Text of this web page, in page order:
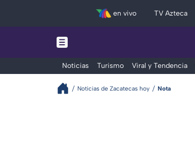
en vivo TV Azteca
Noticias Turismo Viral y Tendencia
Noticias de Zacatecas hoy Nota